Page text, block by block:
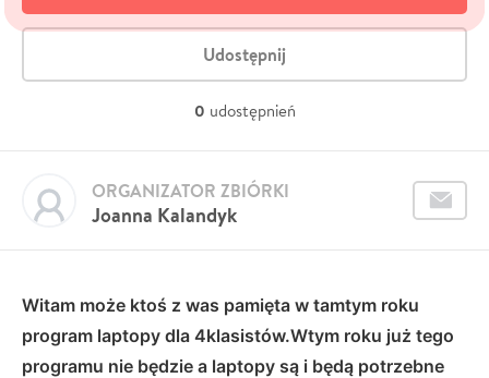
Udostępnij
0 udostępnień
Joanna Kalandyk
ORGANIZATOR ZBIÓRKI
Witam może ktoś z was pamięta w tamtym roku
program laptopy dla 4klasistów.Wtym roku już tego
programu nie będzie a laptopy są i będą potrzebne